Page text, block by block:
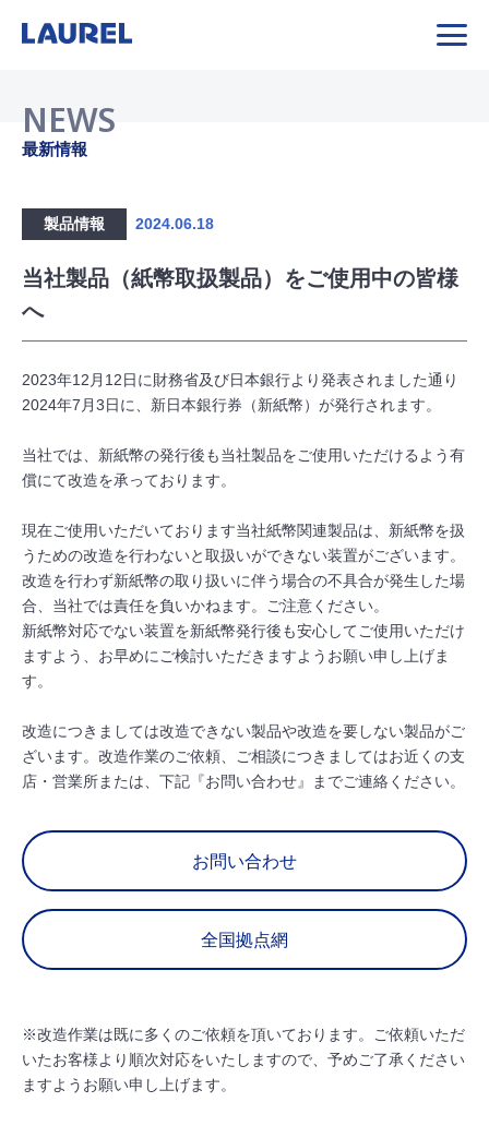
NEWS
最新情報
製品情報 2024.06.18
当社製品（紙幣取扱製品）をご使用中の皆様
へ
2023年12月12日に財務省及び日本銀行より発表されました通り
2024年7月3日に、新日本銀行券（新紙幣）が発行されます。
当社では、新紙幣の発行後も当社製品をご使用いただけるよう有
償にて改造を承っております。
現在ご使用いただいております当社紙幣関連製品は、新紙幣を扱
うための改造を行わないと取扱いができない装置がございます。
改造を行わず新紙幣の取り扱いに伴う場合の不具合が発生した場
合、当社では責任を負いかねます。ご注意ください。
新紙幣対応でない装置を新紙幣発行後も安心してご使用いただけ
ますよう、お早めにご検討いただきますようお願い申し上げま
す。
改造につきましては改造できない製品や改造を要しない製品がご
ざいます。改造作業のご依頼、ご相談につきましてはお近くの支
店・営業所または、下記『お問い合わせ』までご連絡ください。
お問い合わせ
全国拠点網
※改造作業は既に多くのご依頼を頂いております。ご依頼いただ
いたお客様より順次対応をいたしますので、予めご了承ください
ますようお願い申し上げます。